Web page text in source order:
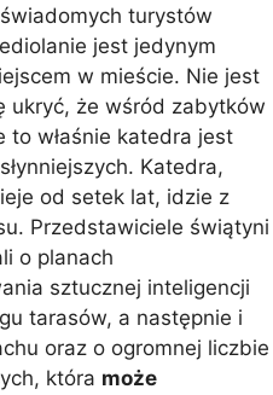
turystów
jest jedynym
w mieście. Nie jest
ukryć, że wśród zabytków
to właśnie katedra jest
Katedra,
od setek lat, idzie z
Przedstawiciele świątyni
o planach
sztucznej inteligencji
tarasów, a następnie i
oraz o ogromnej liczbie
która może